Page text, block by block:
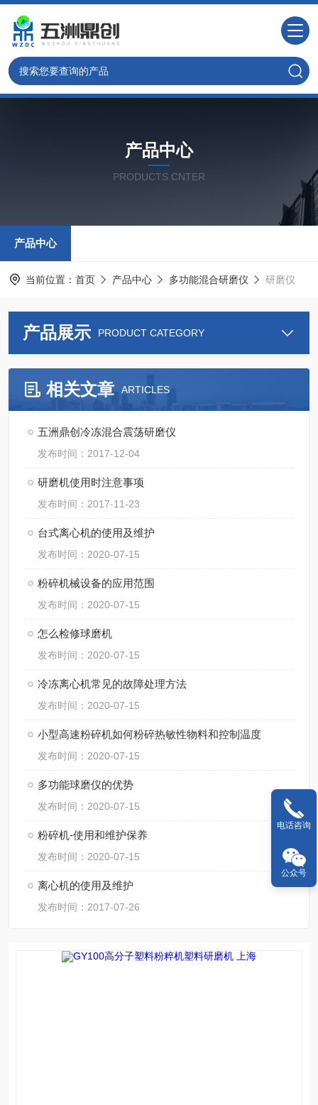
产品中心
PRODUCTS CNTER
产品中心
当前位置： 首页 产品中心 多功能混合研磨仪 研磨仪
产品展示 PRODUCT CATEGORY
相关文章 ARTICLES
五洲鼎创冷冻混合震荡研磨仪
发布时间：2017-12-04
研磨机使用时注意事项
发布时间：2017-11-23
台式离心机的使用及维护
发布时间：2020-07-15
粉碎机械设备的应用范围
发布时间：2020-07-15
怎么检修球磨机
发布时间：2020-07-15
冷冻离心机常见的故障处理方法
发布时间：2020-07-15
小型高速粉碎机如何粉碎热敏性物料和控制温度
发布时间：2020-07-15
多功能球磨仪的优势
发布时间：2020-07-15
粉碎机-使用和维护保养
发布时间：2020-07-15
离心机的使用及维护
发布时间：2017-07-26
电话咨询
公众号